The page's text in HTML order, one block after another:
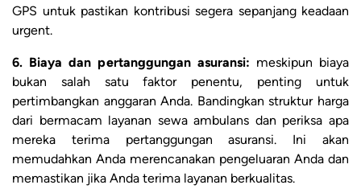
GPS untuk pastikan kontribusi segera sepanjang keadaan
urgent.
6. Biaya dan pertanggungan asuransi: meskipun biaya
bukan salah satu faktor penentu, penting untuk
pertimbangkan anggaran Anda. Bandingkan struktur harga
dari bermacam layanan sewa ambulans dan periksa apa
mereka terima pertanggungan asuransi. Ini akan
memudahkan Anda merencanakan pengeluaran Anda dan
memastikan jika Anda terima layanan berkualitas.